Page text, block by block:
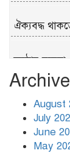
ঐক্যবদ্ধ
কঠোর ব্যবস্থা:
August
July
June
May